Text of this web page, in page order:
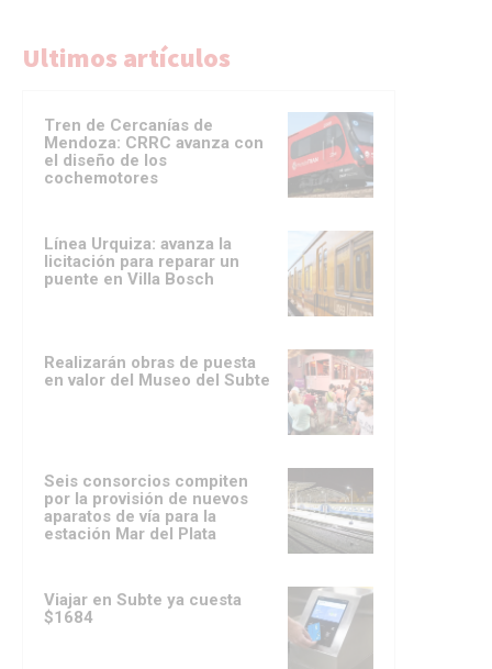
Ultimos artículos
Tren de Cercanías de
Mendoza: CRRC avanza con
el diseño de los
cochemotores
Línea Urquiza: avanza la
licitación para reparar un
puente en Villa Bosch
Realizarán obras de puesta
en valor del Museo del Subte
Seis consorcios compiten
por la provisión de nuevos
aparatos de vía para la
estación Mar del Plata
Viajar en Subte ya cuesta
$1684